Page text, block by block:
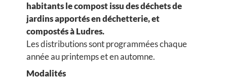
habitants le compost issu des déchets de
jardins apportés en déchetterie, et
compostés à Ludres.
Les distributions sont programmées chaque
année au printemps et en automne.
Modalités